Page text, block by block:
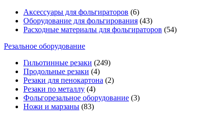
Аксессуары для фольгираторов (6)
Оборудование для фольгирования (43)
Расходные материалы для фольгираторов (54)
Резальное оборудование
Гильотинные резаки (249)
Продольные резаки (4)
Резаки для пенокартона (2)
Резаки по металлу (4)
Фольгорезальное оборудование (3)
Ножи и марзаны (83)